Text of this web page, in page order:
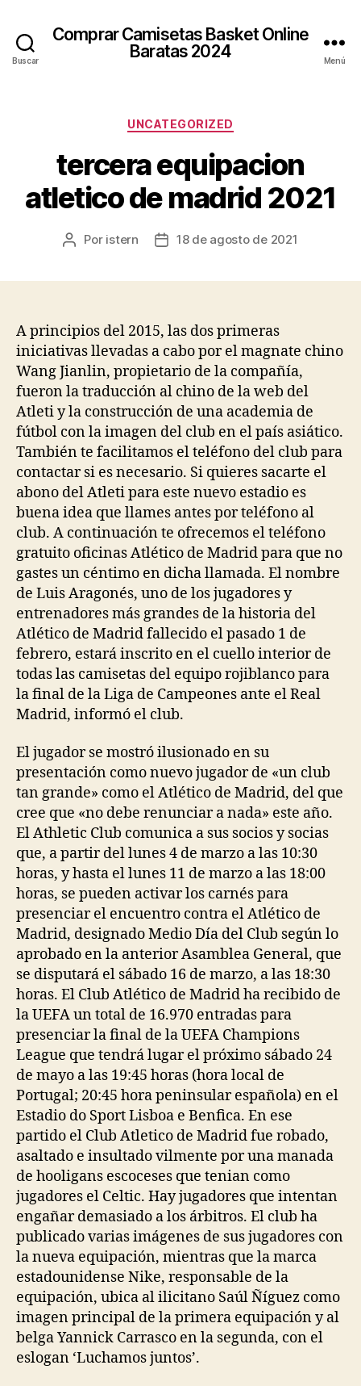
Buscar
Comprar Camisetas Basket Online
Baratas 2024
Menú
Categorías
UNCATEGORIZED
tercera equipacion
atletico de madrid 2021
Autor
Por istern
Fecha18 de agosto de 2021
A principios del 2015, las dos primeras
iniciativas llevadas a cabo por el magnate chino
Wang Jianlin, propietario de la compañía,
fueron la traducción al chino de la web del
Atleti y la construcción de una academia de
fútbol con la imagen del club en el país asiático.
También te facilitamos el teléfono del club para
contactar si es necesario. Si quieres sacarte el
abono del Atleti para este nuevo estadio es
buena idea que llames antes por teléfono al
club. A continuación te ofrecemos el teléfono
gratuito oficinas Atlético de Madrid para que no
gastes un céntimo en dicha llamada. El nombre
de Luis Aragonés, uno de los jugadores y
entrenadores más grandes de la historia del
Atlético de Madrid fallecido el pasado 1 de
febrero, estará inscrito en el cuello interior de
todas las camisetas del equipo rojiblanco para
la final de la Liga de Campeones ante el Real
Madrid, informó el club.
El jugador se mostró ilusionado en su
presentación como nuevo jugador de «un club
tan grande» como el Atlético de Madrid, del que
cree que «no debe renunciar a nada» este año.
El Athletic Club comunica a sus socios y socias
que, a partir del lunes 4 de marzo a las 10:30
horas, y hasta el lunes 11 de marzo a las 18:00
horas, se pueden activar los carnés para
presenciar el encuentro contra el Atlético de
Madrid, designado Medio Día del Club según lo
aprobado en la anterior Asamblea General, que
se disputará el sábado 16 de marzo, a las 18:30
horas. El Club Atlético de Madrid ha recibido de
la UEFA un total de 16.970 entradas para
presenciar la final de la UEFA Champions
League que tendrá lugar el próximo sábado 24
de mayo a las 19:45 horas (hora local de
Portugal; 20:45 hora peninsular española) en el
Estadio do Sport Lisboa e Benfica. En ese
partido el Club Atletico de Madrid fue robado,
asaltado e insultado vilmente por una manada
de hooligans escoceses que tenian como
jugadores el Celtic. Hay jugadores que intentan
engañar demasiado a los árbitros. El club ha
publicado varias imágenes de sus jugadores con
la nueva equipación, mientras que la marca
estadounidense Nike, responsable de la
equipación, ubica al ilicitano Saúl Ñíguez como
imagen principal de la primera equipación y al
belga Yannick Carrasco en la segunda, con el
eslogan ‘Luchamos juntos’.